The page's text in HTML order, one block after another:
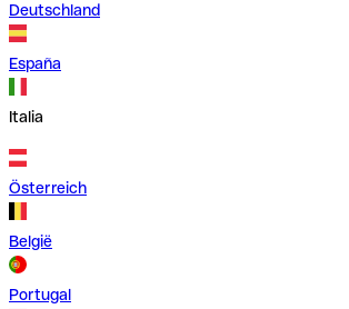
Deutschland
España
Italia
Österreich
België
Portugal